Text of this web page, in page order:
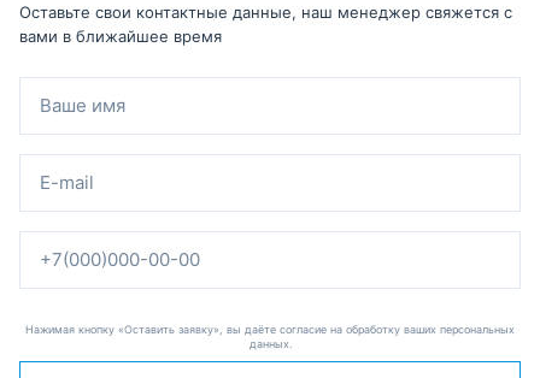
Оставьте свои контактные данные, наш менеджер свяжется с
вами в ближайшее время
Нажимая кнопку «Оставить заявку», вы даёте согласие на обработку ваших персональных
данных.